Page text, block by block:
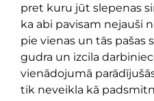
pret kuru jūt slepenas
ka abi pavisam nejauši
pie vienas un tās pašas
gudra un izcila
vienādojumā
tik neveikla kā